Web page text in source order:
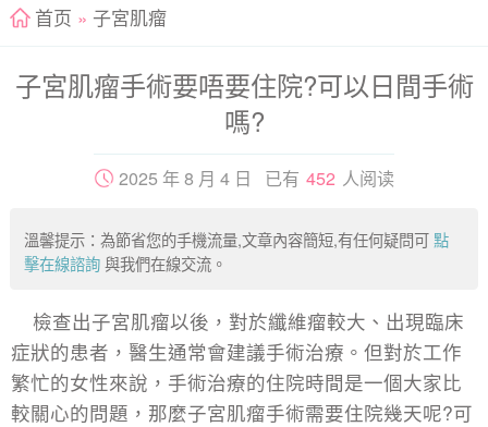
首页 » 子宮肌瘤
子宮肌瘤手術要唔要住院?可以日間手術
嗎?
2025 年 8 月 4 日 已有 452 人阅读
溫馨提示：為節省您的手機流量,文章內容簡短,有任何疑問可點
擊在線諮詢 與我們在線交流。
檢查出子宮肌瘤以後，對於纖維瘤較大、出現臨床
症狀的患者，醫生通常會建議手術治療。但對於工作
繁忙的女性來說，手術治療的住院時間是一個大家比
較關心的問題，那麼子宮肌瘤手術需要住院幾天呢?可